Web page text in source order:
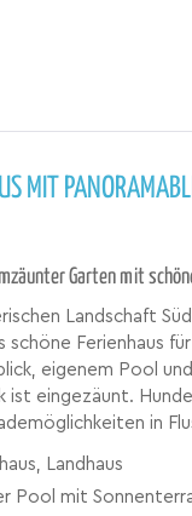
MIT
Garten mit
Landschaft
schöne Ferienhaus
eigenem Pool
ist eingezäunt.
in
Landhaus
Pool mit